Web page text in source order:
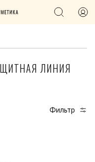
ЛИНИЯ
Фильтр